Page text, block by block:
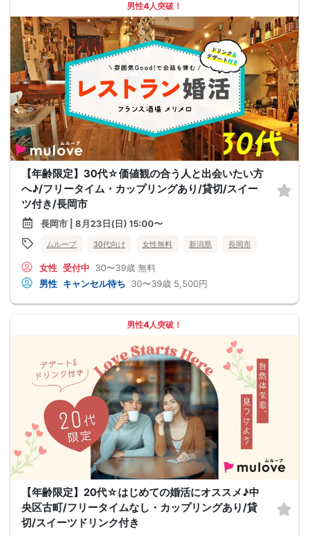
男性4人突破！
【年齢限定】30代☆価値観の合う人と出会いたい方
へ♪/フリータイム・カップリングあり/貸切/スイー
ツ付き/長岡市
長岡市 | 8月23日(日) 15:00〜
ムルーブ 30代向け 女性無料 新潟県 長岡市
女性 受付中 30〜39歳 無料
男性 キャンセル待ち 30〜39歳 5,500円
男性4人突破！
【年齢限定】20代☆はじめての婚活にオススメ♪中
央区古町/フリータイムなし・カップリングあり/貸
切/スイーツドリンク付き